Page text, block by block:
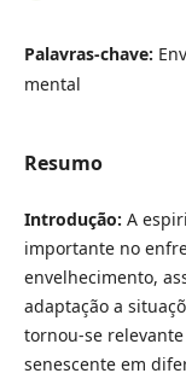
Palavras-chave:
mental
Resumo
Introdução: A
importante no
envelhecimento,
adaptação a
tornou-se
senescente em